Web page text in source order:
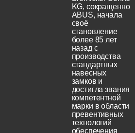
KG, сокращенно
ABUS, начала
своё
становление
более 85 лет
назад с
производства
стандартных
навесных
замков и
достигла звания
компетентной
марки в области
превентивных
технологий
обеспечения